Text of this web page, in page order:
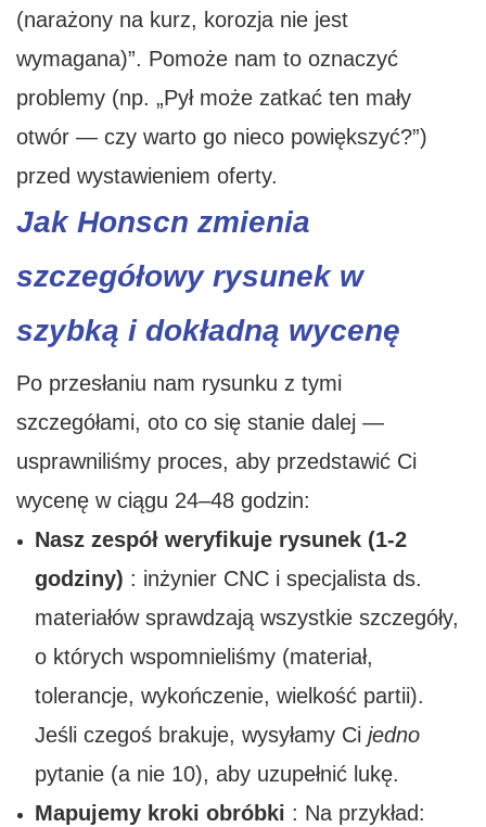
(narażony na kurz, korozja nie jest
wymagana)”. Pomoże nam to oznaczyć
problemy (np. „Pył może zatkać ten mały
otwór — czy warto go nieco powiększyć?”)
przed wystawieniem oferty.
Jak Honscn zmienia
szczegółowy rysunek w
szybką i dokładną wycenę
Po przesłaniu nam rysunku z tymi
szczegółami, oto co się stanie dalej —
usprawniliśmy proces, aby przedstawić Ci
wycenę w ciągu 24–48 godzin:
Nasz zespół weryfikuje rysunek (1-2
godziny) : inżynier CNC i specjalista ds.
materiałów sprawdzają wszystkie szczegóły,
o których wspomnieliśmy (materiał,
tolerancje, wykończenie, wielkość partii).
Jeśli czegoś brakuje, wysyłamy Ci jedno
pytanie (a nie 10), aby uzupełnić lukę.
Mapujemy kroki obróbki : Na przykład: